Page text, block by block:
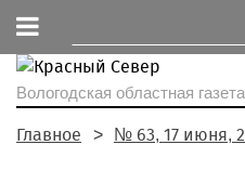
Вологодская областная
Главное № 63, 17 июня,